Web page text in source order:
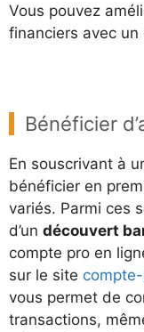
Vous pouvez
financiers avec
Bénéficier
En souscrivant à
bénéficier en
variés. Parmi ces
d’un découvert
compte pro en
sur le site
vous permet de
transactions,